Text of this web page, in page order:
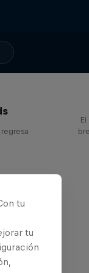
tu
tu